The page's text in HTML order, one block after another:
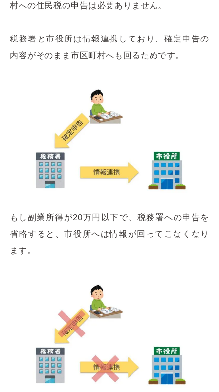
村への住民税の申告は必要ありません。
税務署と市役所は情報連携しており、確定申告の
内容がそのまま市区町村へも回るためです。
もし副業所得が20万円以下で、税務署への申告を
省略すると、市役所へは情報が回ってこなくなり
ます。